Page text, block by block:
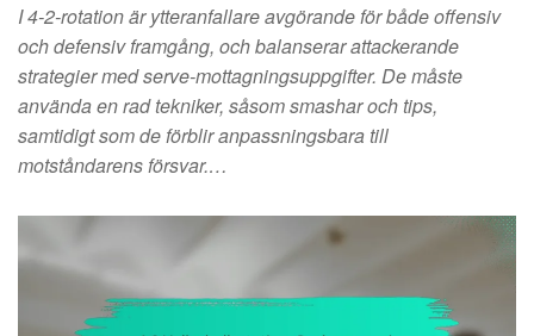
I 4-2-rotation är ytteranfallare avgörande för både offensiv
och defensiv framgång, och balanserar attackerande
strategier med serve-mottagningsuppgifter. De måste
använda en rad tekniker, såsom smashar och tips,
samtidigt som de förblir anpassningsbara till
motståndarens försvar.…